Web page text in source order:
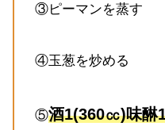
③ピーマンを蒸す
④玉葱を炒める
⑤酒1(360㏄)味醂